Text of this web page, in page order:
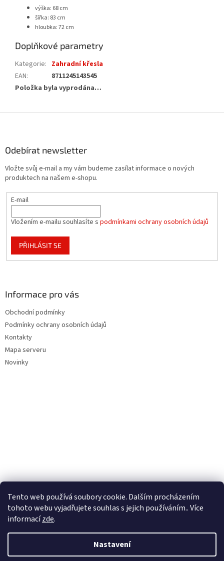
Tento web používá soubory cookie. Dalším procházením
tohoto webu vyjadřujete souhlas s jejich používáním.. Více
informacízde.
Nastavení
výška: 68 cm
šířka: 83 cm
hloubka: 72 cm
Doplňkové parametry
Kategorie: Zahradní křesla
EAN:
8711245143545
Položka byla vyprodána…
Odebírat newsletter
Vložte svůj e-mail a my vám budeme zasílat informace o nových
produktech na našem e-shopu.
E-mail
Vložením e-mailu souhlasíte s podmínkami ochrany osobních údajů
PŘIHLÁSIT SE
Informace pro vás
Obchodní podmínky
Podmínky ochrany osobních údajů
Kontakty
Mapa serveru
Novinky
Vytvořil Shoptet